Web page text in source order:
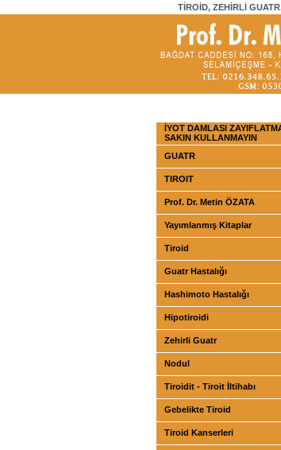
TİROİD, ZEHİRLİ
İYOT DAMLASI
SAKIN KULLANMAYIN
GUATR
TIROIT
Prof. Dr. Metin ÖZATA
Yayımlanmış Kitaplar
Tiroid
Guatr Hastalığı
Hashimoto Hastalığı
Hipotiroidi
Zehirli Guatr
Nodul
Tiroidit - Tiroit İltihabı
Gebelikte Tiroid
Tiroid Kanserleri